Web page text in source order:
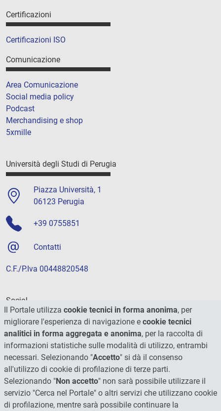
Certificazioni
Certificazioni ISO
Comunicazione
Area Comunicazione
Social media policy
Podcast
Merchandising e shop
5xmille
Università degli Studi di Perugia
Piazza Università, 1
06123 Perugia
+39 0755851
Contatti
C.F./P.Iva 00448820548
Social
Il Portale utilizza cookie tecnici in forma anonima, per
migliorare l'esperienza di navigazione e cookie tecnici
analitici in forma aggregata e anonima, per la raccolta di
informazioni statistiche sulle modalità di utilizzo, entrambi
necessari. Selezionando "Accetto" si dà il consenso
all'utilizzo di cookie di profilazione di terze parti.
Selezionando "Non accetto" non sarà possibile utilizzare il
servizio "Cerca nel Portale" o altri servizi che utilizzano cookie
di profilazione, mentre sarà possibile continuare la